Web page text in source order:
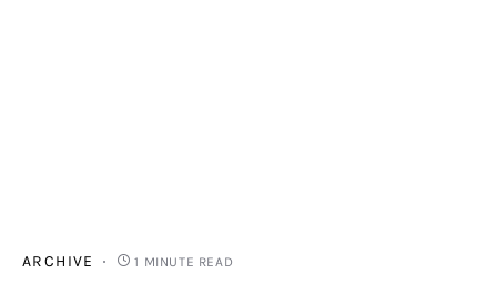
ARCHIVE 1 MINUTE READ